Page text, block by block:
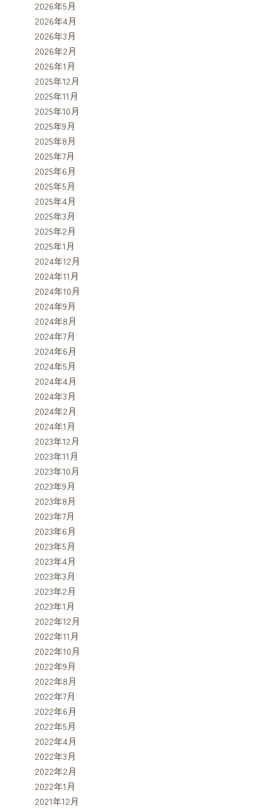
2026年5月
2026年4月
2026年3月
2026年2月
2026年1月
2025年12月
2025年11月
2025年10月
2025年9月
2025年8月
2025年7月
2025年6月
2025年5月
2025年4月
2025年3月
2025年2月
2025年1月
2024年12月
2024年11月
2024年10月
2024年9月
2024年8月
2024年7月
2024年6月
2024年5月
2024年4月
2024年3月
2024年2月
2024年1月
2023年12月
2023年11月
2023年10月
2023年9月
2023年8月
2023年7月
2023年6月
2023年5月
2023年4月
2023年3月
2023年2月
2023年1月
2022年12月
2022年11月
2022年10月
2022年9月
2022年8月
2022年7月
2022年6月
2022年5月
2022年4月
2022年3月
2022年2月
2022年1月
2021年12月